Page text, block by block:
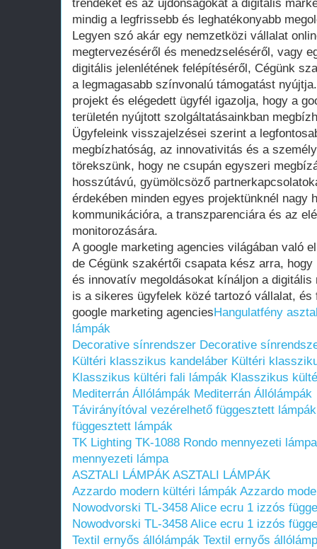
trendeket és az újdonságokat a digitális
mindig a legfrissebb és leghatékonyabb
Legyen szó akár egy nemzetközi vállalat
megtervezéséről és menedzseléséről, vagy
digitális jelenlétének felépítéséről, Cégünk
a legmagasabb színvonalú támogatást
projekt és elégedett ügyfél igazolja, hogy a
területén nyújtott szolgáltatásainkban
Ügyfeleink visszajelzései szerint a
megbízhatóság, az innovativitás és a
törekszünk, hogy ne csupán egyszeri
hosszútávú, gyümölcsöző
érdekében minden egyes projektünknél nagy
kommunikációra, a transzparenciára és az
monitorozására.
A google marketing agencies világában való
de Cégünk szakértői csapata kész arra,
és innovatív megoldásokat kínáljon a digitális
is a sikeres ügyfelek közé tartozó vállalat, és
google marketing agenciesHangulatfény
lámpák
Decorative sínrendszer Decorative
Kültéri klasszikus kandeláber Kültéri
Klasszikus kültéri fali lámpák Klasszikus
Mediterrán Állólámpák Mediterrán Állólámpák
Távirányítóval vezérelhető függesztett lámpák
függesztett lámpák
TK Lighting TK-1088 Rondo mennyezeti lámpa
mennyezeti lámpa
ASZTALI LÁMPÁK ASZTALI LÁMPÁK
Azzardo modern kültéri lámpák Azzardo
Nowodvorski TL-3458 Alice ecru 1 izzós
Nowodvorski TL-3458 Alice ecru 1 izzós
Textil ernyős állólámpák Textil ernyős